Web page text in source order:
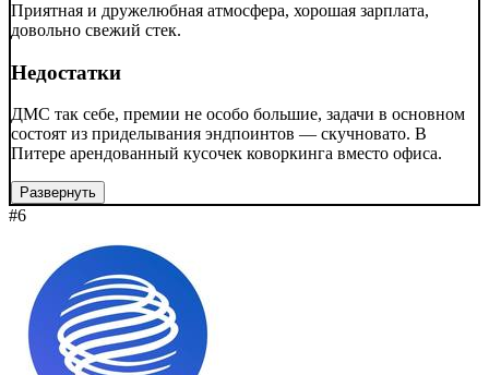
Приятная и дружелюбная атмосфера, хорошая зарплата,
довольно свежий стек.
Недостатки
ДМС так себе, премии не особо большие, задачи в основном
состоят из приделывания эндпоинтов — скучновато. В
Питере арендованный кусочек коворкинга вместо офиса.
Развернуть
#6